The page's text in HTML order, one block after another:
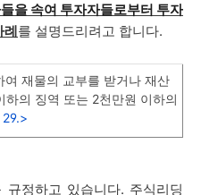
을 속여 투자자들로부터 투자
례를 설명드리려고 합니다.
재물의 교부를 받거나 재산
의 징역 또는 2천만원 이하의
정하고 있습니다. 주식리딩